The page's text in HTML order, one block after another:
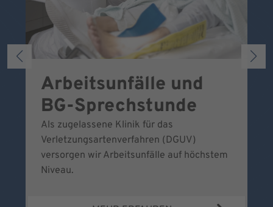
Arbeitsunfälle und
BG-Sprechstunde
Als zugelassene Klinik für das
Verletzungsartenverfahren (DGUV)
versorgen wir Arbeitsunfälle auf höchstem
Niveau.